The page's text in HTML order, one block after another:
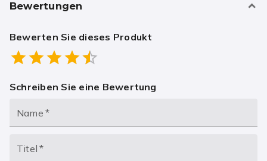
Bewertungen
Bewerten Sie dieses Produkt
0.5 Stars
1 Star1.5 Stars
2 Stars
2.5 Stars
3 Stars
3.5 Stars
4 Stars4.5 Stars
5 Stars
Schreiben Sie eine Bewertung
Name *
Titel *